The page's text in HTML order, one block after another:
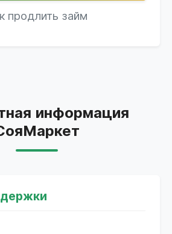
продлить займ
информация